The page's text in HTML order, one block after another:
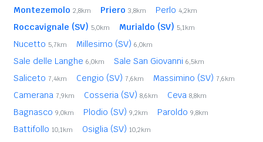
Montezemolo 2,8km Priero 3,8km Perlo 4,2km
Roccavignale (SV) 5,0km Murialdo (SV) 5,1km
Nucetto 5,7km Millesimo (SV) 6,0km
Sale delle Langhe 6,0km Sale San Giovanni 6,5km
Saliceto 7,4km Cengio (SV) 7,6km Massimino (SV) 7,6km
Camerana 7,9km Cosseria (SV) 8,6km Ceva 8,8km
Bagnasco 9,0km Plodio (SV) 9,2km Paroldo 9,8km
Battifollo 10,1km Osiglia (SV) 10,2km